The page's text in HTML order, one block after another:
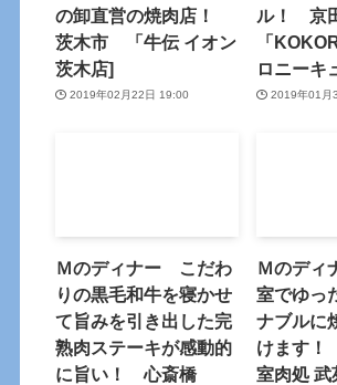
の卸直営の焼肉店！
茨木市 「牛伝 イオン
茨木店]
2019年02月22日 19:00
ル！ 京
「
ロニーキ
2019年01月
Ｍのディナー こだわ
りの黒毛和牛を寝かせ
て旨みを引き出した完
熟肉ステーキが感動的
に旨い！ 心斎橋
Ｍのデ
室でゆっ
ナブルに
けます
室肉処 武